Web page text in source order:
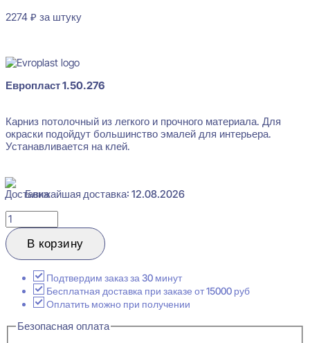
2274 ₽ за штуку
Европласт 1.50.276
Карниз потолочный из легкого и прочного материала. Для
окраски подойдут большинство эмалей для интерьера.
Устанавливается на клей.
Ближайшая доставка: 12.08.2026
Количество
товара
Evroplast
1.50.276
потолочный
60x100x2000
В корзину
Подтвердим заказ за 30 минут
Бесплатная доставка при заказе от 15000 руб
Оплатить можно при получении
Безопасная оплата